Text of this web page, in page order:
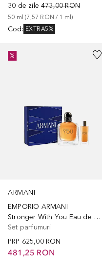
30 de zile 473,00 RON
50 ml (7,57 RON / 1 ml)
Cod : EXTRA5%
ARMANI
EMPORIO ARMANI
Stronger With You Eau de Toilette Gift Set
Set parfumuri
PRP 625,00 RON
481,25 RON
%